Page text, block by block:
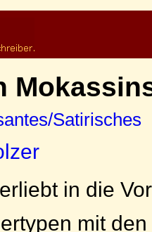
Satirisches
in die
mit